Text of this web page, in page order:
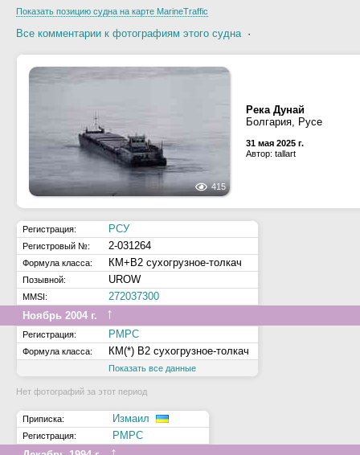
Показать позицию судна на карте MarineTraffic
Все комментарии к фотографиям этого судна·
415
Река Дунай
Болгария, Русе
31 мая 2025 г.
Автор: tallart
Регистрация: РСУ
Регистровый №: 2-031264
Формула класса: КМ+В2 сухогрузное-толкач
Позывной: UROW
MMSI:
272037300
Ноябрь 2004 г.
↑
Регистрация: РМРС
Формула класса: КМ(*) В2 сухогрузное-толкач
Показать все данные
Нет фотографий за этот период
Приписка: Измаил
Регистрация:
РМРС